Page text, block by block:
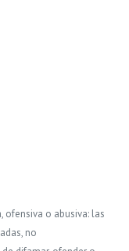
ofensiva o abusiva: las
no